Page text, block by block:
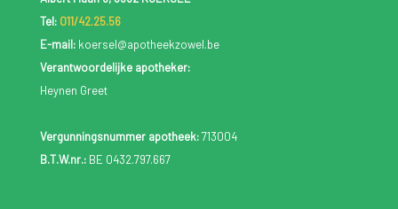
Tel: 011/42.25.56
E-mail: koersel@apotheekzowel.be
Verantwoordelijke apotheker:
Heynen Greet
Vergunningsnummer apotheek:713004
B.T.W.nr.:BE 0432.797.667